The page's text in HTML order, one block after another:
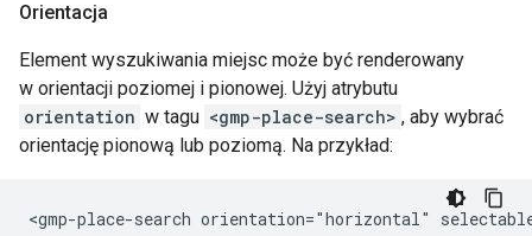
Orientacja
Element wyszukiwania miejsc może być renderowany
w orientacji poziomej i pionowej. Użyj atrybutu
orientation w tagu <gmp-place-search> , aby wybrać
orientację pionową lub poziomą. Na przykład: